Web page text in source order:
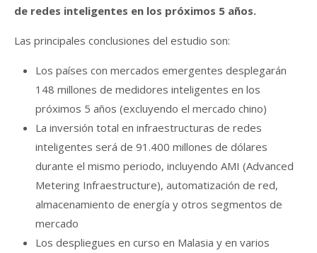
de redes inteligentes en los próximos 5 años.
Las principales conclusiones del estudio son:
Los países con mercados emergentes desplegarán
148 millones de medidores inteligentes en los
próximos 5 años (excluyendo el mercado chino)
La inversión total en infraestructuras de redes
inteligentes será de 91.400 millones de dólares
durante el mismo periodo, incluyendo AMI (Advanced
Metering Infraestructure), automatización de red,
almacenamiento de energía y otros segmentos de
mercado
Los despliegues en curso en Malasia y en varios